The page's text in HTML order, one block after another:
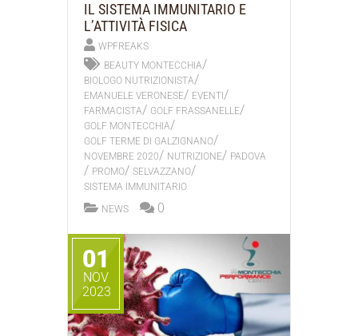
IL SISTEMA IMMUNITARIO E
L’ATTIVITÀ FISICA
WPFREAKS
BEAUTY MONTECCHIA/
BIOLOGO NUTRIZIONISTA/
EMANUELE VERONESE/ EVENTI /
FARMACISTA/ GOLF FRASSANELLE/
GOLF MONTECCHIA/
GOLF TERME DI GALZIGNANO/
NOVEMBRE 2020/ NUTRIZIONE/ PADOVA
/ PROMO/ SELVAZZANO/
SISTEMA IMMUNITARIO
NEWS
0
01
NOV
2023